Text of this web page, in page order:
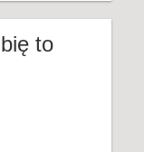
to